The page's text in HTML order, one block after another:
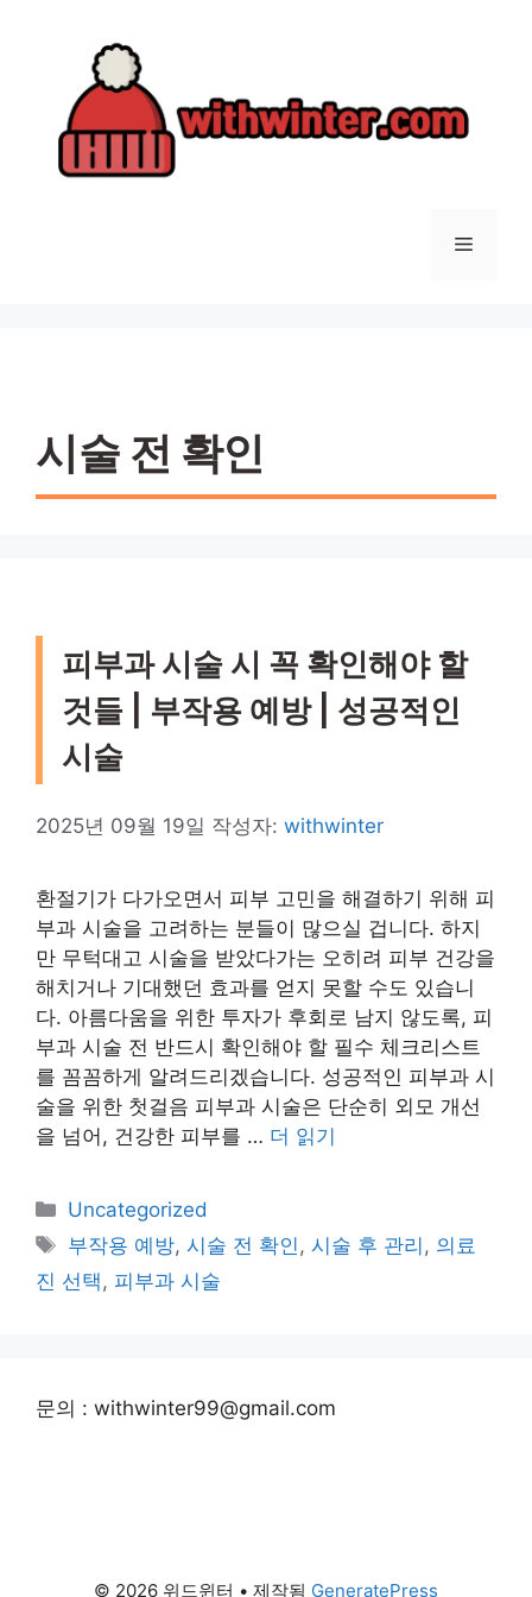
메
시술 전 확인
피부과 시술 시 꼭 확인해야 할
것들 | 부작용 예방 | 성공적인
시술
2025년 09월 19일 작성자: withwinter
환절기가 다가오면서 피부 고민을 해결하기 위해 피
부과 시술을 고려하는 분들이 많으실 겁니다. 하지
만 무턱대고 시술을 받았다가는 오히려 피부 건강을
해치거나 기대했던 효과를 얻지 못할 수도 있습니
다. 아름다움을 위한 투자가 후회로 남지 않도록, 피
부과 시술 전 반드시 확인해야 할 필수 체크리스트
를 꼼꼼하게 알려드리겠습니다. 성공적인 피부과 시
술을 위한 첫걸음 피부과 시술은 단순히 외모 개선
을 넘어, 건강한 피부를 … 더 읽기
카
테
고
리
Uncategorized
태
그
부작용 예방,시술 전 확인 ,시술 후 관리 , 의료
진 선택 , 피부과 시술
문의 : withwinter99@gmail.com
© 2026 위드윈터 • 제작됨 GeneratePress